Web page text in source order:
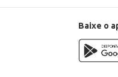
Baixe o